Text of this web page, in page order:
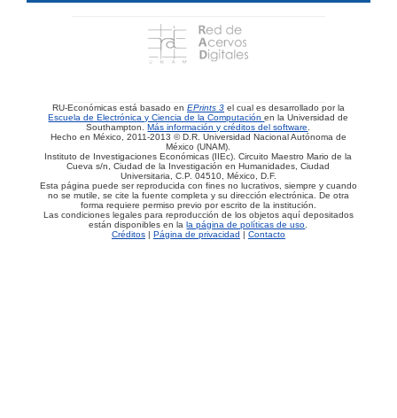
RU-Económicas está basado en EPrints 3 el cual es desarrollado por la
Escuela de Electrónica y Ciencia de la Computaciónen la Universidad de
Southampton.Más información y créditos del software.
Hecho en México, 2011-2013 © D.R. Universidad Nacional Autónoma de
México (UNAM).
Instituto de Investigaciones Económicas (IIEc). Circuito Maestro Mario de la
Cueva s/n, Ciudad de la Investigación en Humanidades, Ciudad
Universitaria, C.P. 04510, México, D.F.
Esta página puede ser reproducida con fines no lucrativos, siempre y cuando
no se mutile, se cite la fuente completa y su dirección electrónica. De otra
forma requiere permiso previo por escrito de la institución.
Las condiciones legales para reproducción de los objetos aquí depositados
están disponibles en lala página de políticas de uso.
Créditos| Página de privacidad | Contacto